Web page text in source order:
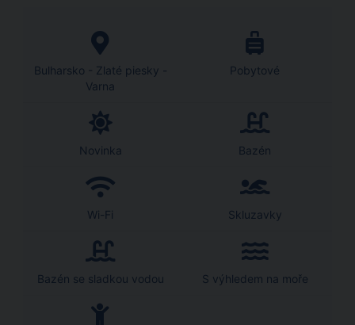
Bulharsko - Zlaté piesky -
Varna
Pobytové
Novinka Bazén
Wi-Fi Skluzavky
Bazén se sladkou vodou S výhledem na moře